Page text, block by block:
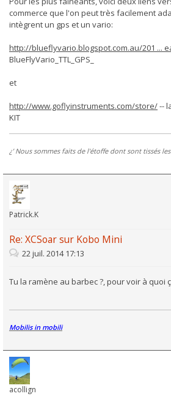
commerce que l'on peut très facilement
intègrent un gps et un vario:
http://blueflyvario.blogspot.com.au/201 ...
BlueFlyVario_TTL_GPS_
et
http://www.goflyinstruments.com/store/--
KIT
¿’ Nous sommes faits de l'étoffe dont sont tissés
Patrick.K
Re: XCSoar sur Kobo Mini
22 juil. 2014 17:13
Tu la ramène au barbec ?, pour voir à quoi
Mobilis in mobili
acollign